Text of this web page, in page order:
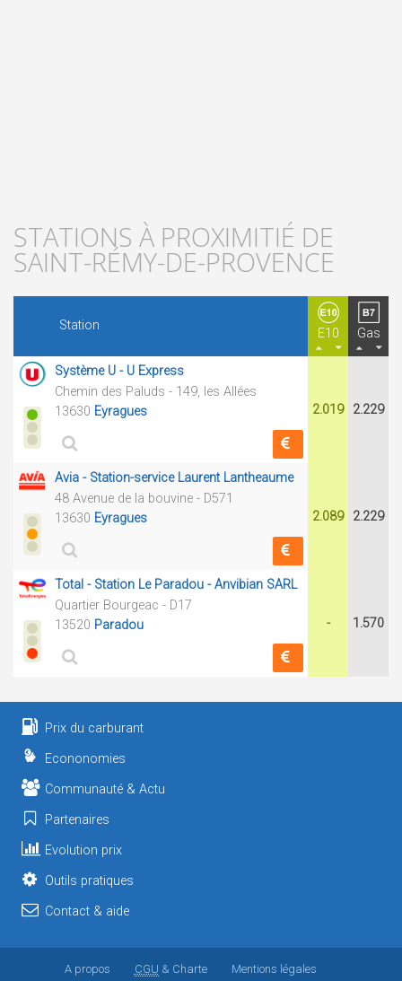
STATIONS À PROXIMITIÉ DE
SAINT-RÉMY-DE-PROVENCE
Station
E10 Gas
Système U - U Express
Chemin des Paluds - 149, les Allées
13630 Eyragues 2.019 2.229
Avia - Station-service Laurent Lantheaume
48 Avenue de la bouvine - D571
13630 Eyragues 2.089 2.229
Total - Station Le Paradou - Anvibian SARL
Quartier Bourgeac - D17
13520 Paradou - 1.570
Prix du carburant
Econonomies
Communauté & Actu
Partenaires
Evolution prix
Outils pratiques
Contact & aide
A propos CGU & Charte Mentions légales